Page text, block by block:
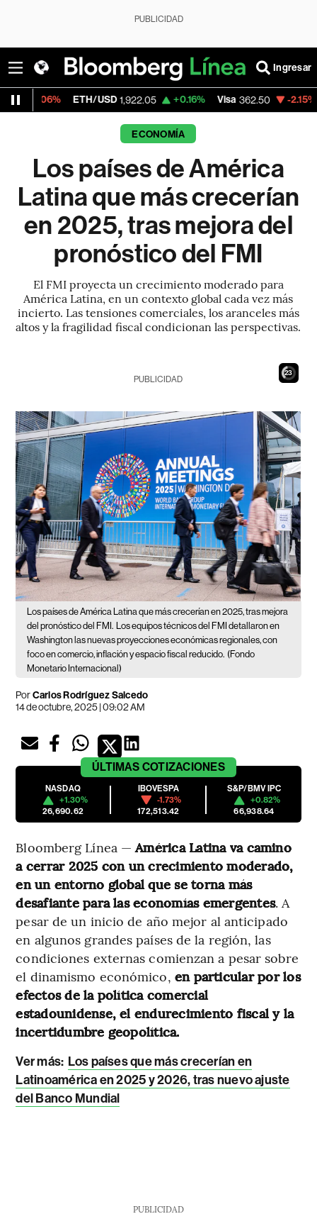
PUBLICIDAD
Ingresar
1,922.05 +0.16% Visa 362.50 -2.15% MercadoLibre
ECONOMÍA
Los países de América
Latina que más crecerían
en 2025, tras mejora del
pronóstico del FMI
El FMI proyecta un crecimiento moderado para
América Latina, en un contexto global cada vez más
incierto. Las tensiones comerciales, los aranceles más
altos y la fragilidad fiscal condicionan las perspectivas.
21
PUBLICIDAD
Los países de América Latina que más crecerían en 2025, tras mejora
del pronóstico del FMI. Los equipos técnicos del FMI detallaron en
Washington las nuevas proyecciones económicas regionales, con
foco en comercio, inflación y espacio fiscal reducido. (Fondo
Monetario Internacional)
PorCarlos Rodríguez Salcedo
14 de octubre, 2025 | 09:02 AM
ÚLTIMAS COTIZACIONES
NASDAQ
+1.30%
26,690.62
IBOVESPA
-1.73%
172,513.42
S&P/BMV IPC
+0.82%
66,938.64
Bloomberg Línea —América Latina va camino
a cerrar 2025 con un crecimiento moderado,
en un entorno global que se torna más
desafiante para las economías emergentes. A
pesar de un inicio de año mejor al anticipado
en algunos grandes países de la región, las
condiciones externas comienzan a pesar sobre
el dinamismo económico, en particular por los
efectos de la política comercial
estadounidense, el endurecimiento fiscal y la
incertidumbre geopolítica.
Ver más: Los países que más crecerían en
Latinoamérica en 2025 y 2026, tras nuevo ajuste
del Banco Mundial
PUBLICIDAD